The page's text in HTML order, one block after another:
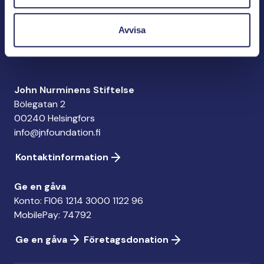
Avvisa
John Nurminens Stiftelse är Östersjöns beskyddare,
förespråkare för havets betydelse, den marina
kulturens väktare och utgivare av marin litteratur.
John Nurminens Stiftelse
Bölegatan 2
00240 Helsingfors
info@jnfoundation.fi
Kontaktinformation
Ge en gåva
Konto: FI06 1214 3000 1122 96
MobilePay: 74792
Ge en gåva
Företagsdonation